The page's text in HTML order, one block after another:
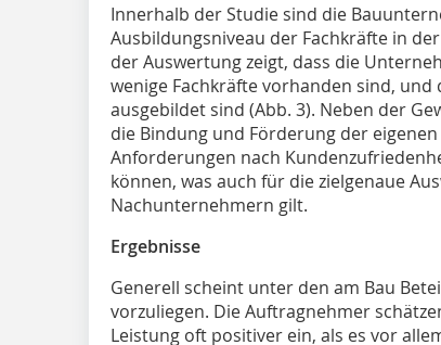
Innerhalb der Studie sind die
Ausbildungsniveau der Fachkräfte in
der Auswertung zeigt, dass die
wenige Fachkräfte vorhanden sind,
ausgebildet sind (Abb. 3). Neben der
die Bindung und Förderung der
Anforderungen nach
können, was auch für die zielgenaue
Nachunternehmern gilt.
Ergebnisse
Generell scheint unter den am Bau
vorzuliegen. Die Auftragnehmer
Leistung oft positiver ein, als es vor